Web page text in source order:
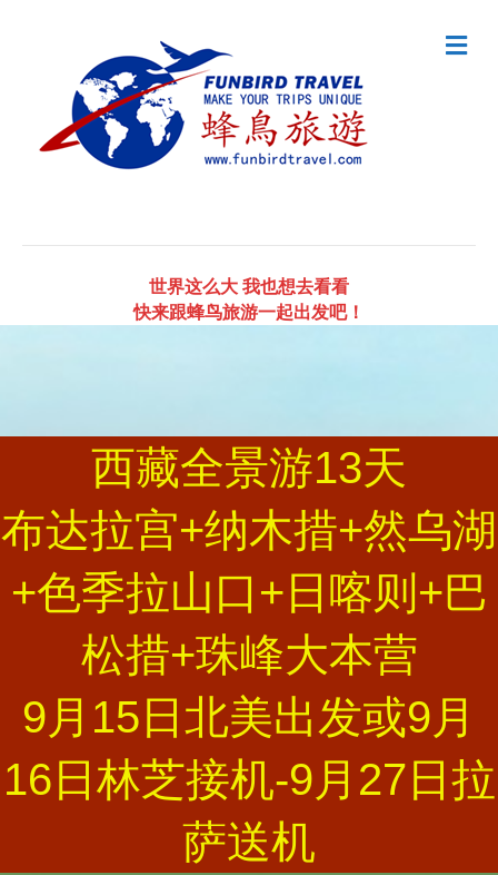
世界这么大 我也想去看看
快来跟蜂鸟旅游一起出发吧！
西藏全景游13天
布达拉宫+纳木措+然乌湖
+色季拉山口+日喀则+巴
松措+珠峰大本营
9月15日北美出发或9月
16日林芝接机-9月27日拉
萨送机